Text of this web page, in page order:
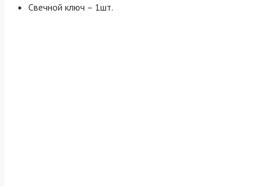
Свечной ключ – 1шт.